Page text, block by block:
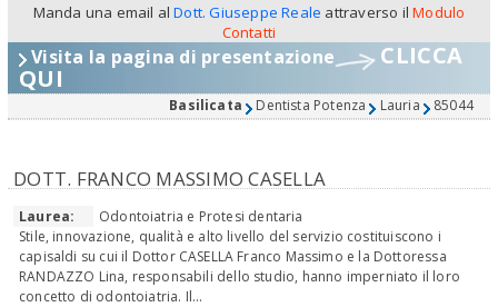
Manda una email alDott. Giuseppe Reale attraverso ilModulo
Contatti
Visita la pagina di presentazione CLICCA
QUI
Basilicata Dentista Potenza Lauria 85044
DOTT. FRANCO MASSIMO CASELLA
Laurea:
Odontoiatria e Protesi dentaria
Stile, innovazione, qualità e alto livello del servizio costituiscono i
capisaldi su cui il Dottor CASELLA Franco Massimo e la Dottoressa
RANDAZZO Lina, responsabili dello studio, hanno imperniato il loro
concetto di odontoiatria. Il...